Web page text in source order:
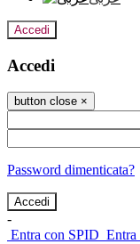
Accedi
Accedi
button close ×
Password dimenticata?
-
Entra con SPID Entra